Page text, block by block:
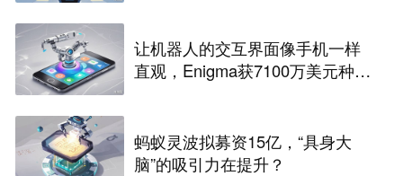
让机器人的交互界面像手机一样
直观，Enigma获7100万美元种子
蚂蚁灵波拟募资15亿，“具身大
脑”的吸引力在提升？